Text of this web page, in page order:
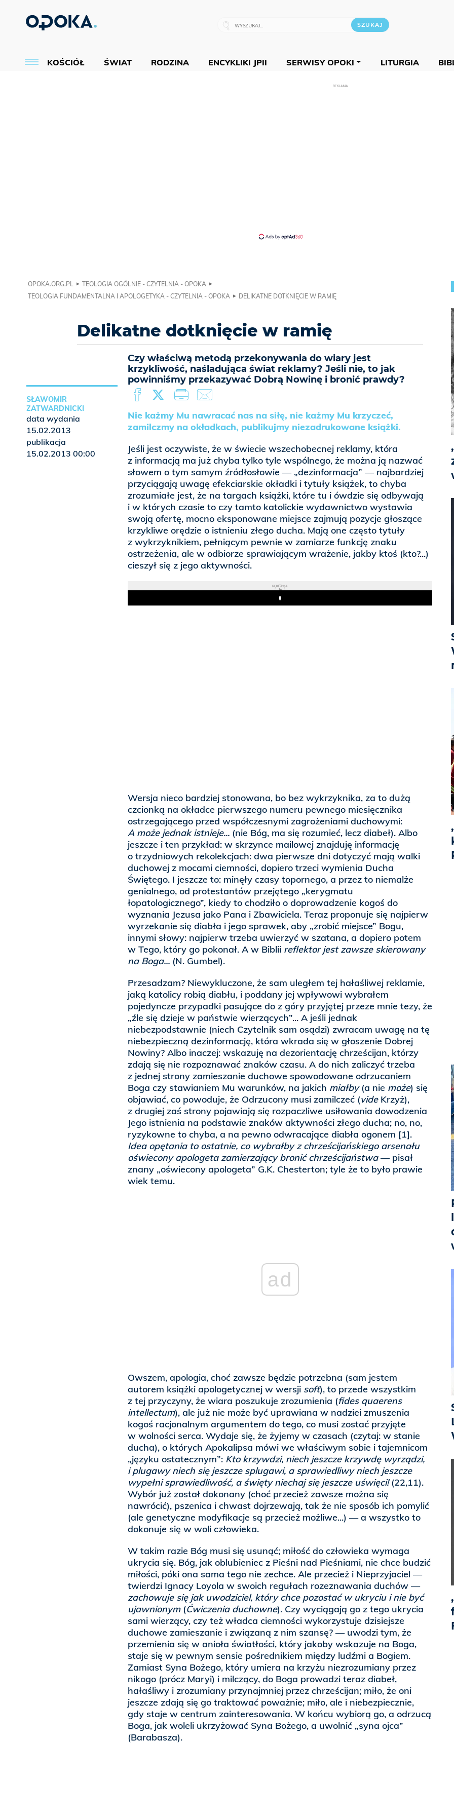
KOŚCIÓŁ ŚWIAT RODZINA ENCYKLIKI JPII SERWISY OPOKI LITURGIA
REKLAMA
OPOKA.ORG.PL
TEOLOGIA OGÓLNIE - CZYTELNIA - OPOKA
TEOLOGIA FUNDAMENTALNA I APOLOGETYKA - CZYTELNIA - OPOKA
DELIKATNE DOTKNIĘCIE W RAMIĘ
Delikatne dotknięcie w ramię
Czy właściwą metodą przekonywania do wiary jest
krzykliwość, naśladująca świat reklamy? Jeśli nie, to jak
powinniśmy przekazywać Dobrą Nowinę i bronić prawdy?
Nie każmy Mu nawracać nas na siłę, nie każmy Mu krzyczeć,
zamilczmy na okładkach, publikujmy niezadrukowane książki.
Jeśli jest oczywiste, że w świecie wszechobecnej reklamy, która
z informacją ma już chyba tylko tyle wspólnego, że można ją nazwać
słowem o tym samym źródłosłowie — „dezinformacja” — najbardziej
przyciągają uwagę efekciarskie okładki i tytuły książek, to chyba
zrozumiałe jest, że na targach książki, które tu i ówdzie się odbywają
i w których czasie to czy tamto katolickie wydawnictwo wystawia
swoją ofertę, mocno eksponowane miejsce zajmują pozycje głoszące
krzykliwe orędzie o istnieniu złego ducha. Mają one często tytuły
z wykrzyknikiem, pełniącym pewnie w zamiarze funkcję znaku
ostrzeżenia, ale w odbiorze sprawiającym wrażenie, jakby ktoś (kto?...)
cieszył się z jego aktywności.
REKLAMA
Play
Wersja nieco bardziej stonowana, bo bez wykrzyknika, za to dużą
czcionką na okładce pierwszego numeru pewnego miesięcznika
ostrzegającego przed współczesnymi zagrożeniami duchowymi:
A może jednak istnieje... (nie Bóg, ma się rozumieć, lecz diabeł). Albo
jeszcze i ten przykład: w skrzynce mailowej znajduję informację
o trzydniowych rekolekcjach: dwa pierwsze dni dotyczyć mają walki
duchowej z mocami ciemności, dopiero trzeci wymienia Ducha
Świętego. I jeszcze to: minęły czasy topornego, a przez to niemalże
genialnego, od protestantów przejętego „kerygmatu
łopatologicznego”, kiedy to chodziło o doprowadzenie kogoś do
wyznania Jezusa jako Pana i Zbawiciela. Teraz proponuje się najpierw
wyrzekanie się diabła i jego sprawek, aby „zrobić miejsce” Bogu,
innymi słowy: najpierw trzeba uwierzyć w szatana, a dopiero potem
w Tego, który go pokonał. A w Biblii reflektor jest zawsze skierowany
na Boga... (N. Gumbel).
Przesadzam? Niewykluczone, że sam uległem tej hałaśliwej reklamie,
jaką katolicy robią diabłu, i poddany jej wpływowi wybrałem
pojedyncze przypadki pasujące do z góry przyjętej przeze mnie tezy, że
„źle się dzieje w państwie wierzących”... A jeśli jednak
niebezpodstawnie (niech Czytelnik sam osądzi) zwracam uwagę na tę
niebezpieczną dezinformację, która wkrada się w głoszenie Dobrej
Nowiny? Albo inaczej: wskazuję na dezorientację chrześcijan, którzy
zdają się nie rozpoznawać znaków czasu. A do nich zaliczyć trzeba
z jednej strony zamieszanie duchowe spowodowane odrzucaniem
Boga czy stawianiem Mu warunków, na jakich miałby(a nie może) się
objawiać, co powoduje, że Odrzucony musi zamilczeć (videKrzyż),
z drugiej zaś strony pojawiają się rozpaczliwe usiłowania dowodzenia
Jego istnienia na podstawie znaków aktywności złego ducha; no, no,
ryzykowne to chyba, a na pewno odwracające diabła ogonem [1].
Idea opętania to ostatnie, co wybrałby z chrześcijańskiego arsenału
oświecony apologeta zamierzający bronić chrześcijaństwa— pisał
znany „oświecony apologeta” G.K. Chesterton; tyle że to było prawie
wiek temu.
ad
Owszem, apologia, choć zawsze będzie potrzebna (sam jestem
autorem książki apologetycznej w wersji soft), to przede wszystkim
z tej przyczyny, że wiara poszukuje zrozumienia (fides quaerens
intellectum), ale już nie może być uprawiana w nadziei zmuszenia
kogoś racjonalnym argumentem do tego, co musi zostać przyjęte
w wolności serca. Wydaje się, że żyjemy w czasach (czytaj: w stanie
ducha), o których Apokalipsa mówi we właściwym sobie i tajemnicom
„języku ostatecznym”: Kto krzywdzi, niech jeszcze krzywdę wyrządzi,
i plugawy niech się jeszcze splugawi, a sprawiedliwy niech jeszcze
wypełni sprawiedliwość, a święty niechaj się jeszcze uświęci!(22,11).
Wybór już został dokonany (choć przecież zawsze można się
nawrócić), pszenica i chwast dojrzewają, tak że nie sposób ich pomylić
(ale genetyczne modyfikacje są przecież możliwe...) — a wszystko to
dokonuje się w woli człowieka.
W takim razie Bóg musi się usunąć; miłość do człowieka wymaga
ukrycia się. Bóg, jak oblubieniec z Pieśni nad Pieśniami, nie chce budzić
miłości, póki ona sama tego nie zechce. Ale przecież i Nieprzyjaciel —
twierdzi Ignacy Loyola w swoich regułach rozeznawania duchów —
zachowuje się jak uwodziciel, który chce pozostać w ukryciu i nie być
ujawnionym (Ćwiczenia duchowne). Czy wyciągają go z tego ukrycia
sami wierzący, czy też władca ciemności wykorzystuje dzisiejsze
duchowe zamieszanie i związaną z nim szansę? — uwodzi tym, że
przemienia się w anioła światłości, który jakoby wskazuje na Boga,
staje się w pewnym sensie pośrednikiem między ludźmi a Bogiem.
Zamiast Syna Bożego, który umiera na krzyżu niezrozumiany przez
nikogo (prócz Maryi) i milczący, do Boga prowadzi teraz diabeł,
hałaśliwy i zrozumiany przynajmniej przez chrześcijan; miło, że oni
jeszcze zdają się go traktować poważnie; miło, ale i niebezpiecznie,
gdy staje w centrum zainteresowania. W końcu wybiorą go, a odrzucą
Boga, jak woleli ukrzyżować Syna Bożego, a uwolnić „syna ojca”
(Barabasza).
SŁAWOMIR
ZATWARDNICKI
data wydania
15.02.2013
publikacja
15.02.2013 00:00